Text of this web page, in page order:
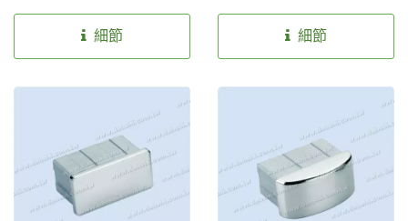
用、方管及扁管用，再細分
又可分半圓型、平面、球型
豐富視覺的變化，增加了藝
術風格，也可將配件鍍上鈦
金色更加高貴典雅的氣質，
不再只是安全扶手而已；我
們提供兩種不銹鋼材質
細節
用、方管及扁管用，再細分
又可分半圓型、平面、球型
豐富視覺的變化，增加了藝
術風格，也可將配件鍍上鈦
金色更加高貴典雅的氣質，
不再只是安全扶手而已；我
們提供兩種不銹鋼材質
細節